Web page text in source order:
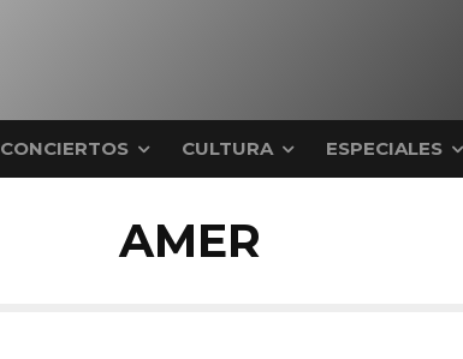
CONCIERTOS CULTURA ESPECIALES
AMER